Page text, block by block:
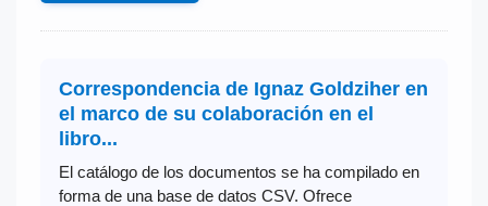
Correspondencia de Ignaz Goldziher en
el marco de su colaboración en el
libro...
El catálogo de los documentos se ha compilado en
forma de una base de datos CSV. Ofrece